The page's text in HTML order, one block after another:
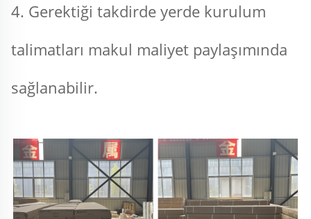
4. Gerektiği takdirde yerde kurulum
talimatları makul maliyet paylaşımında
sağlanabilir.